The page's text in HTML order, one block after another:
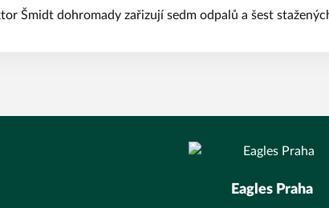
Šmidt dohromady zařizují sedm odpalů a šest
Eagles Praha